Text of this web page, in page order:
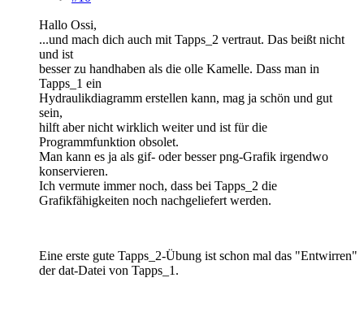
Hallo Ossi,
...und mach dich auch mit Tapps_2 vertraut. Das beißt nicht
und ist
besser zu handhaben als die olle Kamelle. Dass man in
Tapps_1 ein
Hydraulikdiagramm erstellen kann, mag ja schön und gut
sein,
hilft aber nicht wirklich weiter und ist für die
Programmfunktion obsolet.
Man kann es ja als gif- oder besser png-Grafik irgendwo
konservieren.
Ich vermute immer noch, dass bei Tapps_2 die
Grafikfähigkeiten noch nachgeliefert werden.
Eine erste gute Tapps_2-Übung ist schon mal das "Entwirren"
der dat-Datei von Tapps_1.